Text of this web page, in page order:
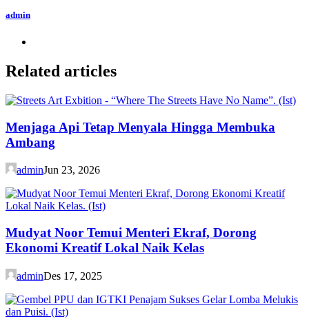
admin
Related articles
Menjaga Api Tetap Menyala Hingga Membuka
Ambang
adminJun 23, 2026
Mudyat Noor Temui Menteri Ekraf, Dorong
Ekonomi Kreatif Lokal Naik Kelas
adminDes 17, 2025